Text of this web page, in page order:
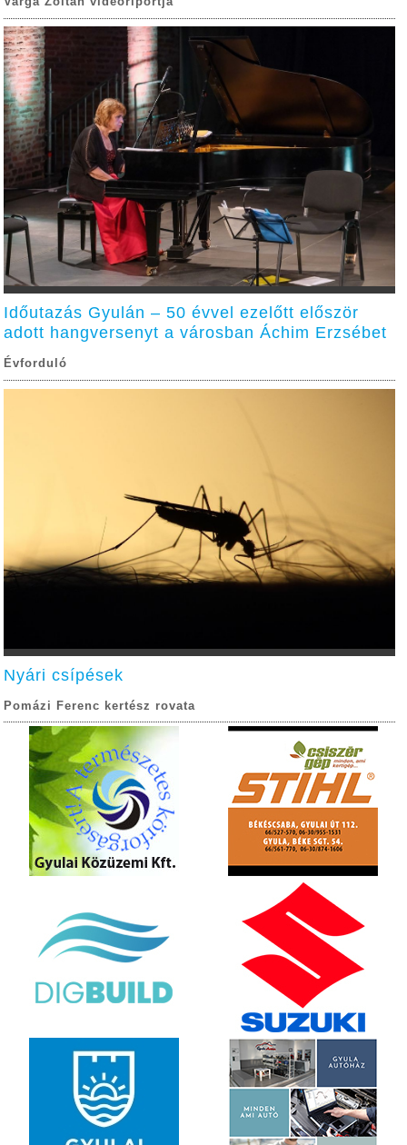
Időutazás Gyulán – 50 évvel ezelőtt először
adott hangversenyt a városban Áchim Erzsébet
Évforduló
Nyári csípések
Pomázi Ferenc kertész rovata